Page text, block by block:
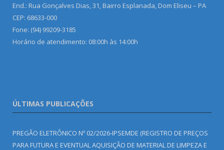
End.: Rua Gonçalves Dias, 31, Bairro Esplanada, Dom Eliseu – PA
CEP: 68633-000
Fone: (94) 99209-3185
Horário de atendimento: 08:00h às 14:00h
ÚLTIMAS PUBLICAÇÕES
PREGÃO ELETRÔNICO Nº 02/2026-IPSEMDE (REGISTRO DE PREÇOS
PARA FUTURA E EVENTUAL AQUISIÇÃO DE MATERIAL DE LIMPEZA E